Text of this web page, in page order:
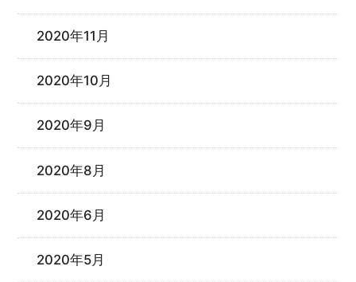
2020年11月
2020年10月
2020年9月
2020年8月
2020年6月
2020年5月